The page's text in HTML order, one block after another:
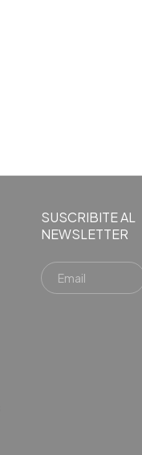
SUSCRIBITE AL
NEWSLETTER